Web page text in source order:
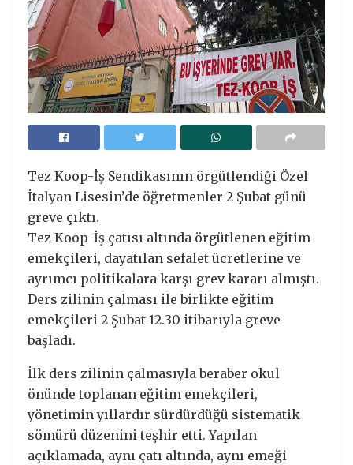
Tez Koop-İş Sendikasının örgütlendiği Özel
İtalyan Lisesin’de öğretmenler 2 Şubat günü
greve çıktı.
Tez Koop-İş çatısı altında örgütlenen eğitim
emekçileri, dayatılan sefalet ücretlerine ve
ayrımcı politikalara karşı grev kararı almıştı.
Ders zilinin çalması ile birlikte eğitim
emekçileri 2 Şubat 12.30 itibarıyla greve
başladı.
İlk ders zilinin çalmasıyla beraber okul
önünde toplanan eğitim emekçileri,
yönetimin yıllardır sürdürdüğü sistematik
sömürü düzenini teşhir etti. Yapılan
açıklamada, aynı çatı altında, aynı emeği